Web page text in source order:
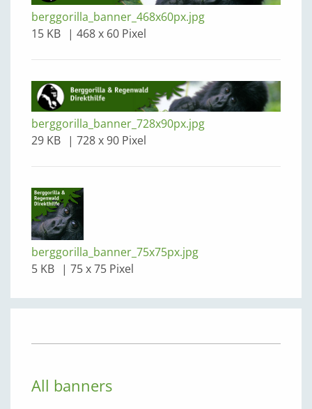
berggorilla_banner_468x60px.jpg
15 KB
468 x 60 Pixel
berggorilla_banner_728x90px.jpg
29 KB
728 x 90 Pixel
berggorilla_banner_75x75px.jpg
5 KB
75 x 75 Pixel
All banners